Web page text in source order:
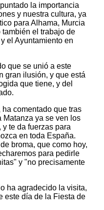
la importancia
y nuestra cultura, ya
para Alhama, Murcia
el trabajo de
el Ayuntamiento en
que se unió a este
gran ilusión, y que está
que tiene, y del
comentado que tras
Matanza ya se ven los
te da fuerzas para
en toda España.
broma, que como hoy,
para pedirle
y "no precisamente
ha agradecido la visita,
este día de la Fiesta de